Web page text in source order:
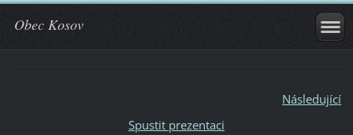
Obec Kosov
Následující
Spustit prezentaci